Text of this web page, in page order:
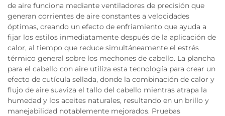
de aire funciona mediante ventiladores de precisión que
generan corrientes de aire constantes a velocidades
óptimas, creando un efecto de enfriamiento que ayuda a
fijar los estilos inmediatamente después de la aplicación de
calor, al tiempo que reduce simultáneamente el estrés
térmico general sobre los mechones de cabello. La plancha
para el cabello con aire utiliza esta tecnología para crear un
efecto de cutícula sellada, donde la combinación de calor y
flujo de aire suaviza el tallo del cabello mientras atrapa la
humedad y los aceites naturales, resultando en un brillo y
manejabilidad notablemente mejorados. Pruebas